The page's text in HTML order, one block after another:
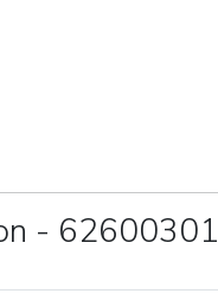
- 62600301